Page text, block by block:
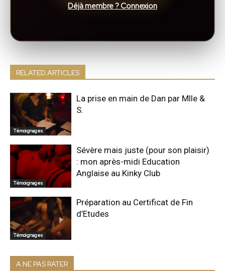
Déjà membre ? Connexion
RELATED ARTICLES
Témoignages
La prise en main de Dan par Mlle &
S.
Témoignages
Sévère mais juste (pour son plaisir)
: mon après-midi Education
Anglaise au Kinky Club
Témoignages
Préparation au Certificat de Fin
d’Etudes
A NE PAS RATER